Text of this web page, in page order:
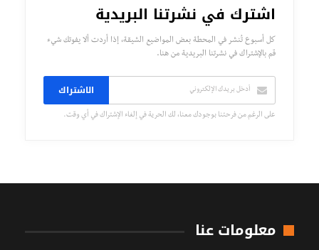
اشترك في نشرتنا البريدية
كل أسبوع تُنشر في المحطة بعض المواضيع الشيقة، إذا أردت ألا يفوتك شيء
قم بالإشتراك في نشرتنا البريدية من هنا.
الاشتراك
على الرغم من فرحتنا بوجودك معنا، لك الحرية في إلغاء الإشتراك في أي وقت.
معلومات عنا